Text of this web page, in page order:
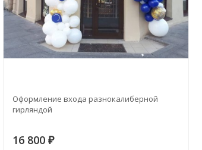
Оформление входа разнокалиберной
гирляндой
16 800 ₽